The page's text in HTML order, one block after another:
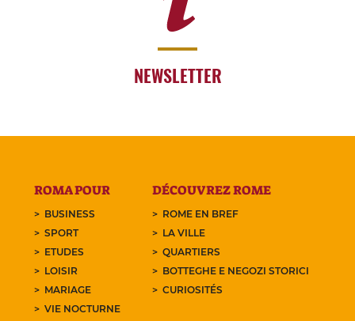
NEWSLETTER
ROMA POUR
BUSINESS
SPORT
ETUDES
LOISIR
MARIAGE
VIE NOCTURNE
DÉCOUVREZ ROME
ROME EN BREF
LA VILLE
QUARTIERS
BOTTEGHE E NEGOZI STORICI
CURIOSITÉS